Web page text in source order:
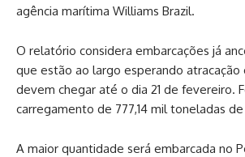
agência marítima Williams Brazil.
O relatório considera embarcações já
que estão ao largo esperando atracação
devem chegar até o dia 21 de fevereiro.
carregamento de 777,14 mil toneladas de
A maior quantidade será embarcada no